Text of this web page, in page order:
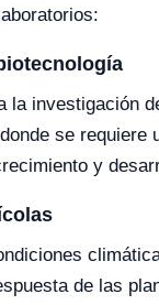
la investigación
se requiere
y
de las